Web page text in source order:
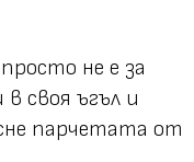
не е за
своя ъгъл и
парчетата от